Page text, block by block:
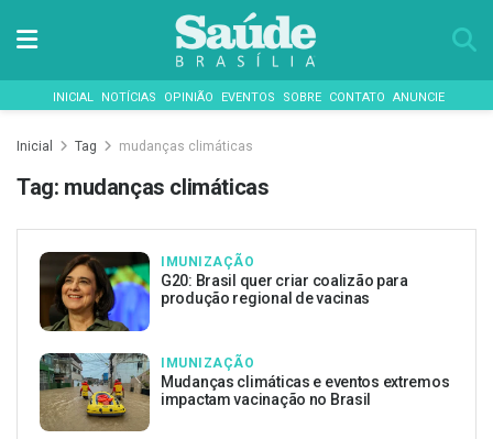
INICIAL NOTÍCIAS OPINIÃO EVENTOS SOBRE CONTATO ANUNCIE
Inicial Tag mudanças climáticas
Tag: mudanças climáticas
IMUNIZAÇÃO
G20: Brasil quer criar coalizão para
produção regional de vacinas
IMUNIZAÇÃO
Mudanças climáticas e eventos extremos
impactam vacinação no Brasil